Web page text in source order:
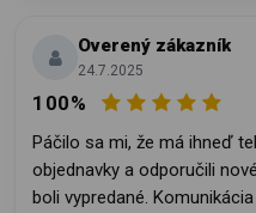
Overený zákazník
24.7.2025
100%
Páčilo sa mi, že má ihneď
objednavky a odporučili
boli vypredané.